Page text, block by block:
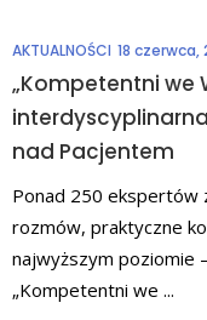
AKTUALNOŚCI 18 czerwca,
„Kompetentni we
nad Pacjentem
Ponad 250 ekspertów
rozmów, praktyczne
najwyższym poziomie
„Kompetentni we